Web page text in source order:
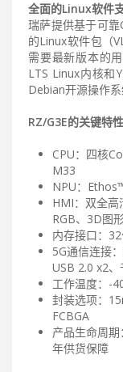
全面的Linux软件
瑞萨提供基于可
的Linux软件包（
需要最新版本的
LTS Linux内核和
Debian开源操作
RZ/G3E的关键特性
CPU：四核
M33
NPU：
HMI：双全
RGB、3D图
内存接口：32
5G通信连接
USB 2.0 x2
工作温度：-
封装选项：
FCBGA
产品生命周
年供货保障